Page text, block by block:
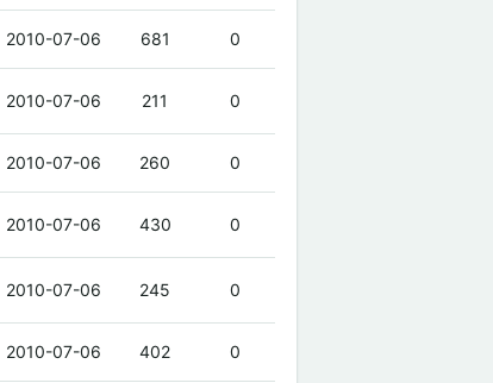
2010-07-06 681 0
2010-07-06 211 0
2010-07-06 260 0
2010-07-06 430 0
2010-07-06 245 0
2010-07-06 402 0